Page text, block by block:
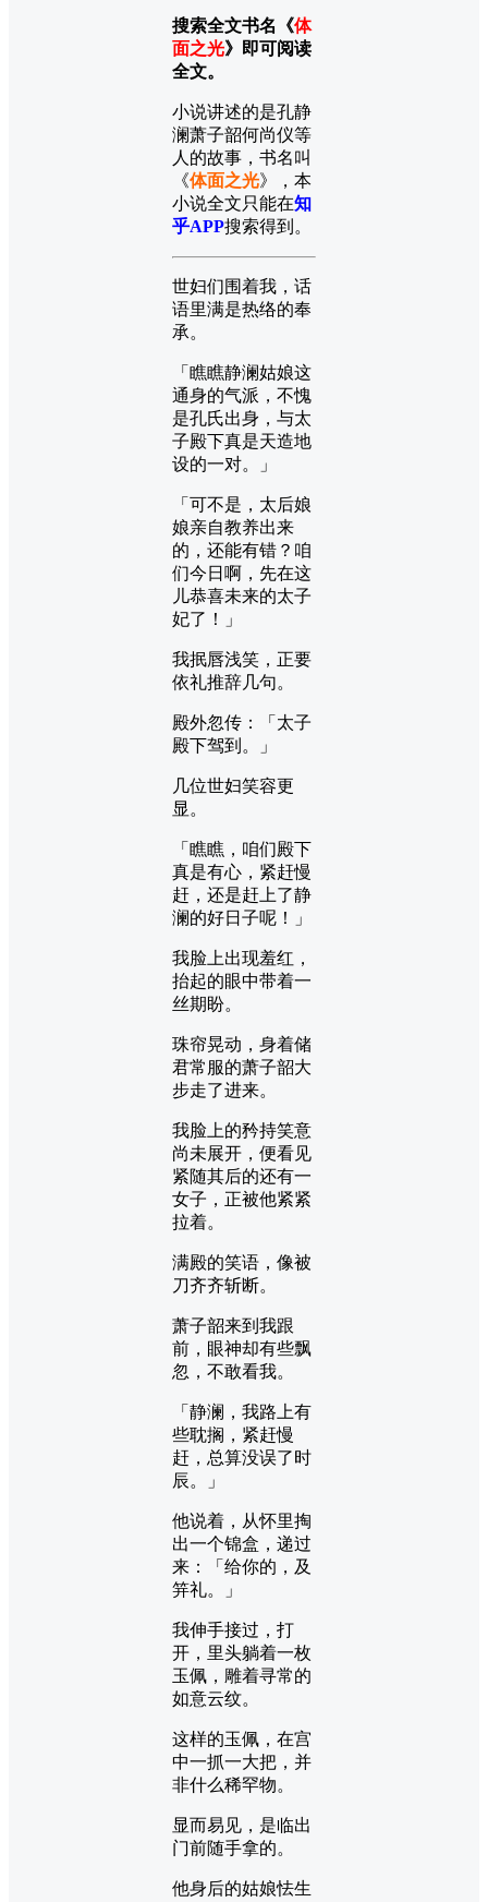
搜索全文书名《体
面之光》即可阅读
全文。
小说讲述的是孔静
澜萧子韶何尚仪等
人的故事，书名叫
《体面之光》，本
小说全文只能在知
乎APP搜索得到。
世妇们围着我，话
语里满是热络的奉
承。
「瞧瞧静澜姑娘这
通身的气派，不愧
是孔氏出身，与太
子殿下真是天造地
设的一对。」
「可不是，太后娘
娘亲自教养出来
的，还能有错？咱
们今日啊，先在这
儿恭喜未来的太子
妃了！」
我抿唇浅笑，正要
依礼推辞几句。
殿外忽传：「太子
殿下驾到。」
几位世妇笑容更
显。
「瞧瞧，咱们殿下
真是有心，紧赶慢
赶，还是赶上了静
澜的好日子呢！」
我脸上出现羞红，
抬起的眼中带着一
丝期盼。
珠帘晃动，身着储
君常服的萧子韶大
步走了进来。
我脸上的矜持笑意
尚未展开，便看见
紧随其后的还有一
女子，正被他紧紧
拉着。
满殿的笑语，像被
刀齐齐斩断。
萧子韶来到我跟
前，眼神却有些飘
忽，不敢看我。
「静澜，我路上有
些耽搁，紧赶慢
赶，总算没误了时
辰。」
他说着，从怀里掏
出一个锦盒，递过
来：「给你的，及
笄礼。」
我伸手接过，打
开，里头躺着一枚
玉佩，雕着寻常的
如意云纹。
这样的玉佩，在宫
中一抓一大把，并
非什么稀罕物。
显而易见，是临出
门前随手拿的。
他身后的姑娘怯生